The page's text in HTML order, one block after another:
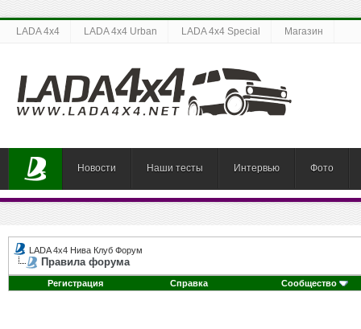
LADA 4x4 LADA 4x4 Urban LADA 4x4 Special Магазин
Новости Наши тесты Интервью Фото
LADA 4x4 Нива Клуб Форум
Правила форума
Регистрация Справка Сообщество